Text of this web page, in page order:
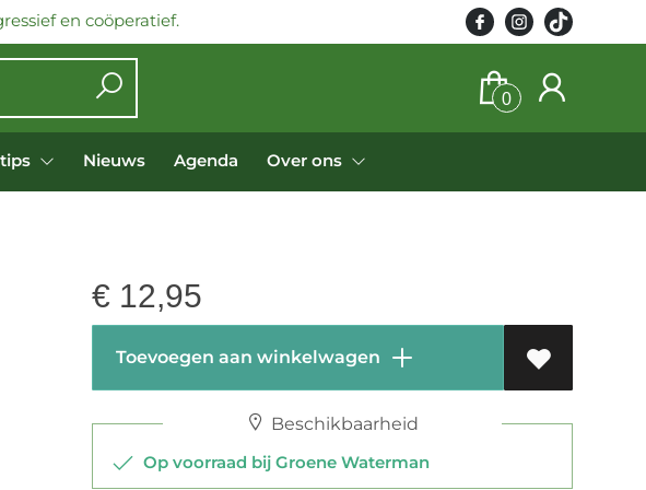
en coöperatief.
0
Nieuws Agenda Over ons
€ 12,95
Toevoegen aan winkelwagen
Beschikbaarheid
Op voorraad bij Groene Waterman